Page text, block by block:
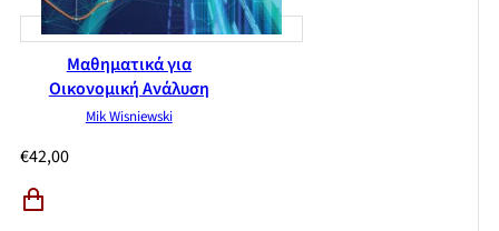
Μαθηματικά για
Οικονομική Ανάλυση
Mik Wisniewski
€42,00